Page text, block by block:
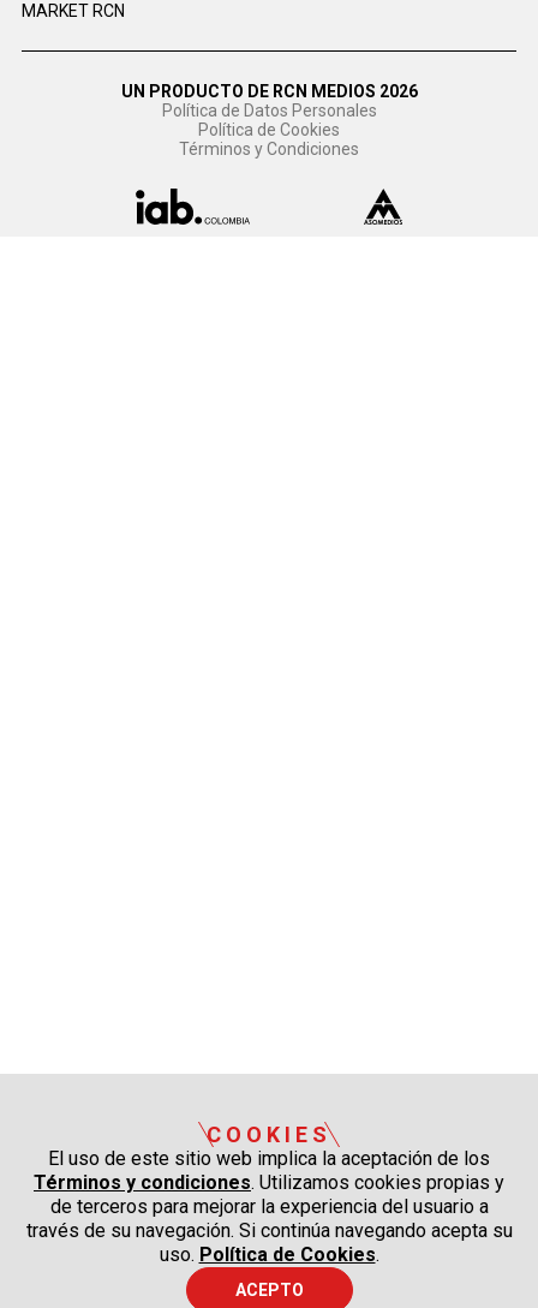
MARKET RCN
UN PRODUCTO DE RCN MEDIOS 2026
Política de Datos Personales
Política de Cookies
Términos y Condiciones
COOKIES
El uso de este sitio web implica la aceptación de los
Términos y condiciones. Utilizamos cookies propias y
de terceros para mejorar la experiencia del usuario a
través de su navegación. Si continúa navegando acepta su
uso. Política de Cookies.
ACEPTO